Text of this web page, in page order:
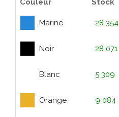
Couleur Stock
Marine 28 354
Noir 28 071
Blanc 5 309
Orange 9 084